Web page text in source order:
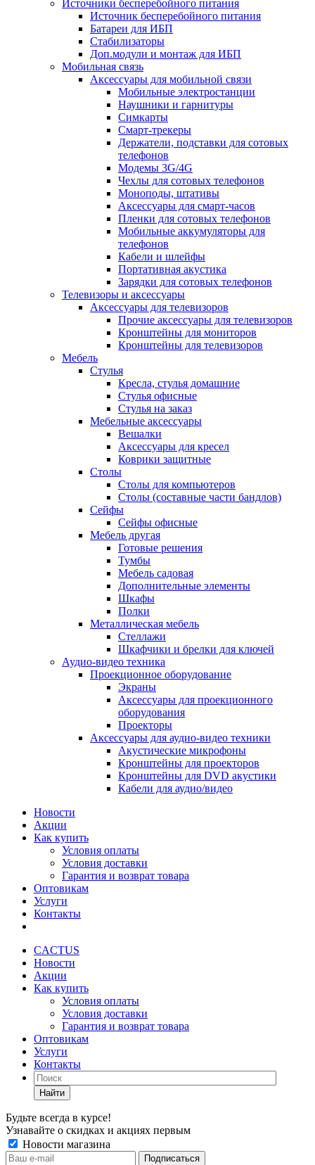
Источники бесперебойного питания
Источник бесперебойного питания
Батареи для ИБП
Стабилизаторы
Доп.модули и монтаж для ИБП
Мобильная связь
Аксессуары для мобильной связи
Мобильные электростанции
Наушники и гарнитуры
Симкарты
Смарт-трекеры
Держатели, подставки для сотовых
телефонов
Модемы 3G/4G
Чехлы для сотовых телефонов
Моноподы, штативы
Аксессуары для смарт-часов
Пленки для сотовых телефонов
Мобильные аккумуляторы для
телефонов
Кабели и шлейфы
Портативная акустика
Зарядки для сотовых телефонов
Телевизоры и аксессуары
Аксессуары для телевизоров
Прочие аксессуары для телевизоров
Кронштейны для мониторов
Кронштейны для телевизоров
Мебель
Стулья
Кресла, стулья домашние
Стулья офисные
Стулья на заказ
Мебельные аксессуары
Вешалки
Аксессуары для кресел
Коврики защитные
Столы
Столы для компьютеров
Столы (составные части бандлов)
Сейфы
Сейфы офисные
Мебель другая
Готовые решения
Тумбы
Мебель садовая
Дополнительные элементы
Шкафы
Полки
Металлическая мебель
Стеллажи
Шкафчики и брелки для ключей
Аудио-видео техника
Проекционное оборудование
Экраны
Аксессуары для проекционного
оборудования
Проекторы
Аксессуары для аудио-видео техники
Акустические микрофоны
Кронштейны для проекторов
Кронштейны для DVD акустики
Кабели для аудио/видео
Новости
Акции
Как купить
Условия оплаты
Условия доставки
Гарантия и возврат товара
Оптовикам
Услуги
Контакты
CACTUS
Новости
Акции
Как купить
Условия оплаты
Условия доставки
Гарантия и возврат товара
Оптовикам
Услуги
Контакты
Найти
Будьте всегда в курсе!
Узнавайте о скидках и акциях первым
Новости магазина